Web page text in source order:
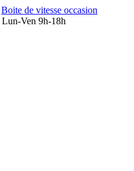
Boite de vitesse occasion
Lun-Ven 9h-18h